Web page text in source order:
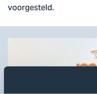
voorgesteld.